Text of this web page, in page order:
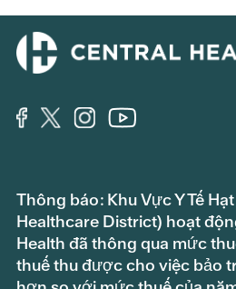
Thông báo: Khu Vực Y Tế
Healthcare District) hoạt
Health đã thông qua mức
thuế thu được cho việc bảo